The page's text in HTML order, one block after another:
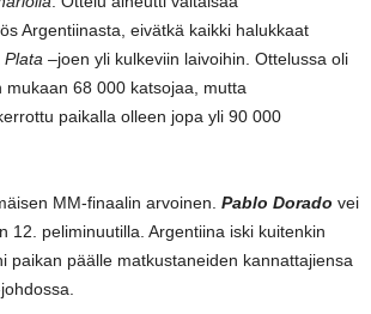
Argentiinasta, eivätkä kaikki halukkaat
Plata –joen yli kulkeviin laivoihin. Ottelussa oli
mukaan 68 000 katsojaa, mutta
paikalla olleen jopa yli 90 000
MM-finaalin arvoinen. Pablo Dorado vei
12. peliminuutilla. Argentiina iski kuitenkin
paikan päälle matkustaneiden kannattajiensa